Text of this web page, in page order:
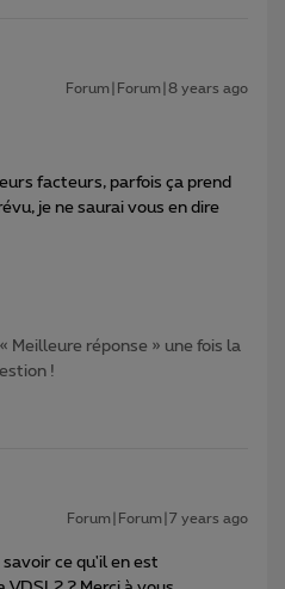
Forum|Forum|8 years ago
facteurs, parfois ça prend
je ne saurai vous en dire
Meilleure réponse » une fois la
!
Forum|Forum|7 years ago
ce qu'il en est